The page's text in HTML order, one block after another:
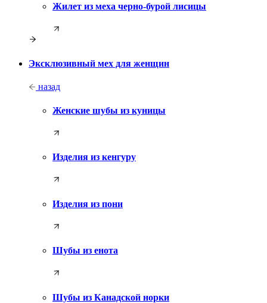
Жилет из меха черно-бурой лисицы
Эксклюзивный мех для женщин
назад
Женские шубы из куницы
Изделия из кенгуру
Изделия из пони
Шубы из енота
Шубы из Канадской норки